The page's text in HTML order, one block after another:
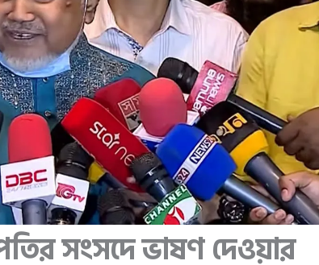
সংসদে ভাষণ দেওয়ার